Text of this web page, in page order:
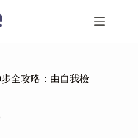
全攻略：由自我檢